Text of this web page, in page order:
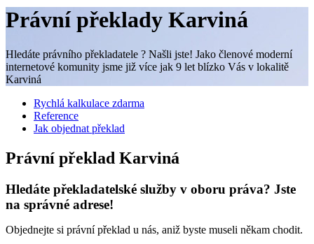
Právní překlady Karviná
Hledáte právního překladatele ? Našli jste! Jako členové moderní
internetové komunity jsme již více jak 9 let blízko Vás v lokalitě
Karviná
Rychlá kalkulace zdarma
Reference
Jak objednat překlad
Právní překlad Karviná
Hledáte překladatelské služby v oboru práva? Jste
na správné adrese!
Objednejte si právní překlad u nás, aniž byste museli někam chodit.